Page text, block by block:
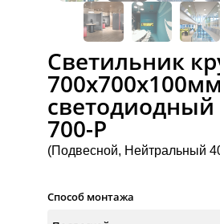
Светильник
светодиодный
700-P
(Подвесной, Нейтральный
Способ монтажа